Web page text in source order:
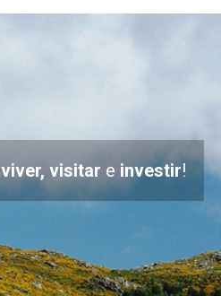
viver, visitar e investir!